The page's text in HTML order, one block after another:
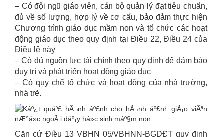
– Có đội ngũ giáo viên, cán bộ quản lý đạt tiêu chuẩn,
đủ về số lượng, hợp lý về cơ cấu, bảo đảm thực hiện
Chương trình giáo dục mầm non và tổ chức các hoạt
động giáo dục theo quy định tại Điều 22, Điều 24 của
Điều lệ này
– Có đủ nguồn lực tài chính theo quy định để đảm bảo
duy trì và phát triển hoạt động giáo dục
– Có quy chế tổ chức và hoạt động của nhà trường,
nhà trẻ.
Căn cứ Điều 13 VBHN 05/VBHNN-BGDĐT quy định